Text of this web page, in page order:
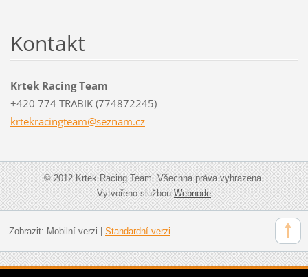
Kontakt
Krtek Racing Team
+420 774 TRABIK (774872245)
krtekracingteam@seznam.cz
© 2012 Krtek Racing Team. Všechna práva vyhrazena.
Vytvořeno službouWebnode
Zobrazit: Mobilní verzi Standardní verzi